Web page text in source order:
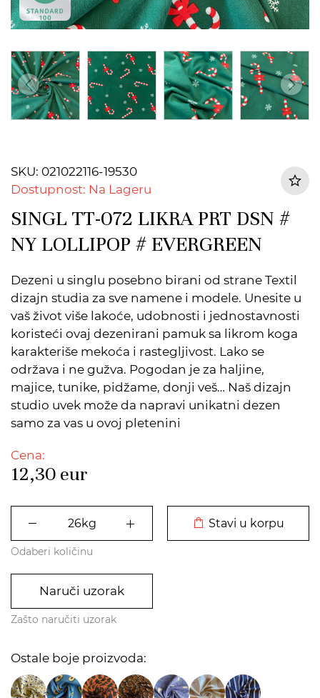
SKU: 021022116-19530
Dostupnost: Na Lageru
SINGL TT-072 LIKRA PRT DSN #
NY LOLLIPOP # EVERGREEN
Dezeni u singlu posebno birani od strane Textil
dizajn studia za sve namene i modele. Unesite u
vaš život više lakoće, udobnosti i jednostavnosti
koristeći ovaj dezenirani pamuk sa likrom koga
karakteriše mekoća i rastegljivost. Lako se
održava i ne gužva. Pogodan je za haljine,
majice, tunike, pidžame, donji veš… Naš dizajn
studio uvek može da napravi unikatni dezen
samo za vas u ovoj pletenini
Cena:
12,30 eur
Stavi u korpu
Odaberi količinu
Naruči uzorak
Zašto naručiti uzorak
Ostale boje proizvoda: